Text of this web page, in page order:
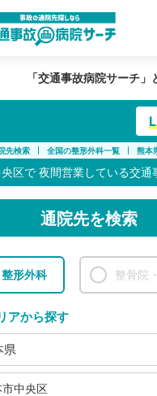
「交通事故病院サーチ」
先検索 全国の整形外科一覧 熊本
区で 夜間営業している交通
通院先を検索
整形外科 整骨院
アから探す
県
中央区